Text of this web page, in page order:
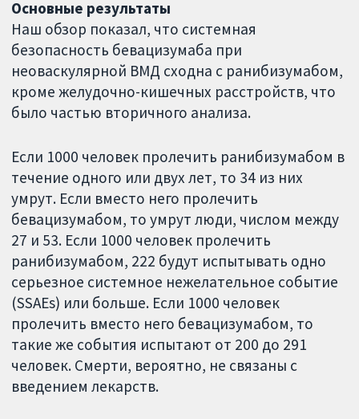
Основные результаты
Наш обзор показал, что системная
безопасность бевацизумаба при
неоваскулярной ВМД сходна с ранибизумабом,
кроме желудочно-кишечных расстройств, что
было частью вторичного анализа.
Если 1000 человек пролечить ранибизумабом в
течение одного или двух лет, то 34 из них
умрут. Если вместо него пролечить
бевацизумабом, то умрут люди, числом между
27 и 53. Если 1000 человек пролечить
ранибизумабом, 222 будут испытывать одно
серьезное системное нежелательное событие
(SSAEs) или больше. Если 1000 человек
пролечить вместо него бевацизумабом, то
такие же события испытают от 200 до 291
человек. Смерти, вероятно, не связаны с
введением лекарств.